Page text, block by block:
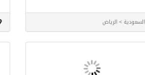
السعودية > الرياض